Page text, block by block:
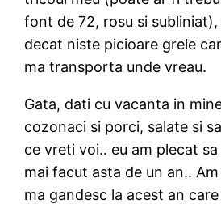
font de 72, rosu si
decat niste picioare grele
ma transporta unde vreau.
Gata, dati cu vacanta in
cozonaci si porci, salate si
ce vreti voi.. eu am plecat
mai facut asta de un an..
ma gandesc la acest an care